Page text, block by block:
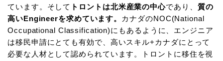
ています。そして トロントは北米産業の中心であり、 質の
高いEngineerを求めています。
カナダのNOC(National
Occupational Classification)にもあるように、エンジニア
は移民申請にとても有効で、高いスキル+カナダにとって
必要な人材として認められています。トロントに移住を視